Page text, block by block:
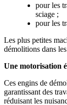
pour les
sciage ;
pour les
Les plus petites
démolitions dans
Une motorisation
Ces engins de
garantissant des
réduisant les